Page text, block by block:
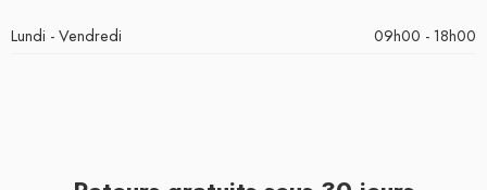
Lundi - Vendredi 09h00 - 18h00